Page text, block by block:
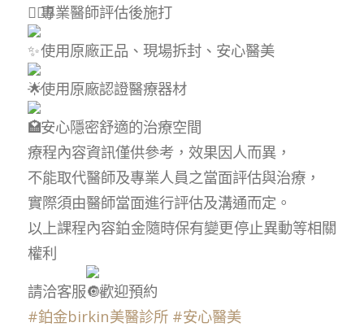
專業醫師評估後施打
使用原廠正品、現場拆封、安心醫美
使用原廠認證醫療器材
安心隱密舒適的治療空間
療程內容資訊僅供參考，效果因人而異，
不能取代醫師及專業人員之當面評估與治療，
實際須由醫師當面進行評估及溝通而定。
以上課程內容鉑金隨時保有變更停止異動等相關
權利
請洽客服
歡迎預約
#鉑金birkin美醫診所 #安心醫美